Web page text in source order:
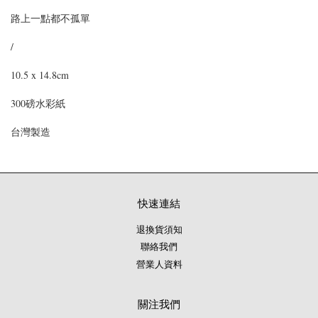
路上一點都不孤單
/
10.5 x 14.8cm
300磅水彩紙
台灣製造
快速連結
退換貨須知
聯絡我們
營業人資料
關注我們